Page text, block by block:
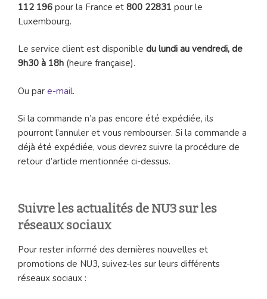
112 196 pour la France et 800 22831 pour le
Luxembourg.
Le service client est disponible du lundi au vendredi, de
9h30 à 18h (heure française).
Ou par e-mail.
Si la commande n’a pas encore été expédiée, ils
pourront l’annuler et vous rembourser. Si la commande a
déjà été expédiée, vous devrez suivre la procédure de
retour d’article mentionnée ci-dessus.
Suivre les actualités de NU3 sur les
réseaux sociaux
Pour rester informé des dernières nouvelles et
promotions de NU3, suivez-les sur leurs différents
réseaux sociaux :